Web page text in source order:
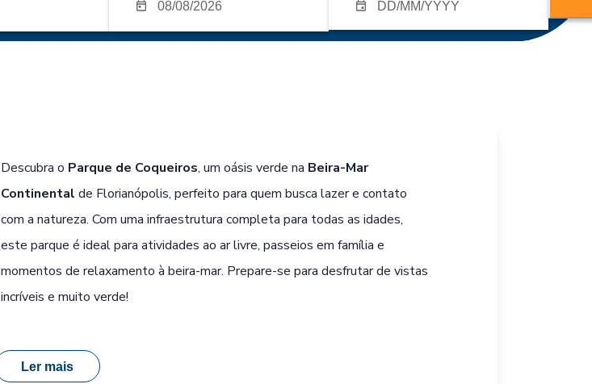
Descubra o Parque de Coqueiros, um oásis verde na Beira-Mar
Continental de Florianópolis, perfeito para quem busca lazer e contato
com a natureza. Com uma infraestrutura completa para todas as idades,
este parque é ideal para atividades ao ar livre, passeios em família e
momentos de relaxamento à beira-mar. Prepare-se para desfrutar de vistas
incríveis e muito verde!
Ler mais